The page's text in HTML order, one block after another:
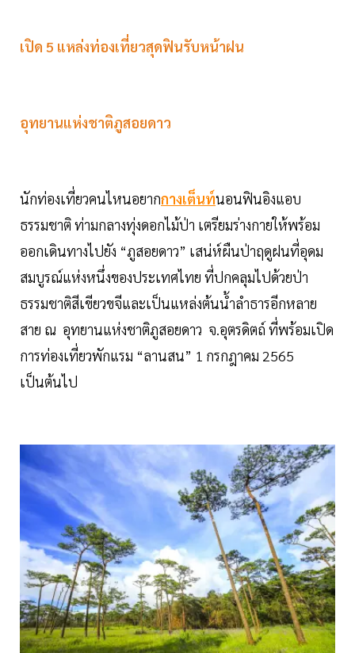
เปิด 5 แหล่งท่องเที่ยวสุดฟินรับหน้าฝน
อุทยานแห่งชาติภูสอยดาว
นักท่องเที่ยวคนไหนอยากกางเต็นท์นอนฟินอิงแอบ
ธรรมชาติ ท่ามกลางทุ่งดอกไม้ป่า เตรียมร่างกายให้พร้อม
ออกเดินทางไปยัง “ภูสอยดาว” เสน่ห์ผืนป่าฤดูฝนที่อุดม
สมบูรณ์แห่งหนึ่งของประเทศไทย ที่ปกคลุมไปด้วยป่า
ธรรมชาติสีเขียวขจีและเป็นแหล่งต้นน้ำลำธารอีกหลาย
สาย ณ อุทยานแห่งชาติภูสอยดาว จ.อุตรดิตถ์ ที่พร้อมเปิด
การท่องเที่ยวพักแรม “ลานสน” 1 กรกฎาคม 2565
เป็นต้นไป